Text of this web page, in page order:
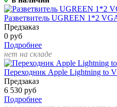
Разветвитель UGREEN 1*2
Предзаказ
0 руб
Подробнее
нет на складе
Переходник Apple Lightning to
Предзаказ
6 530 руб
Подробнее